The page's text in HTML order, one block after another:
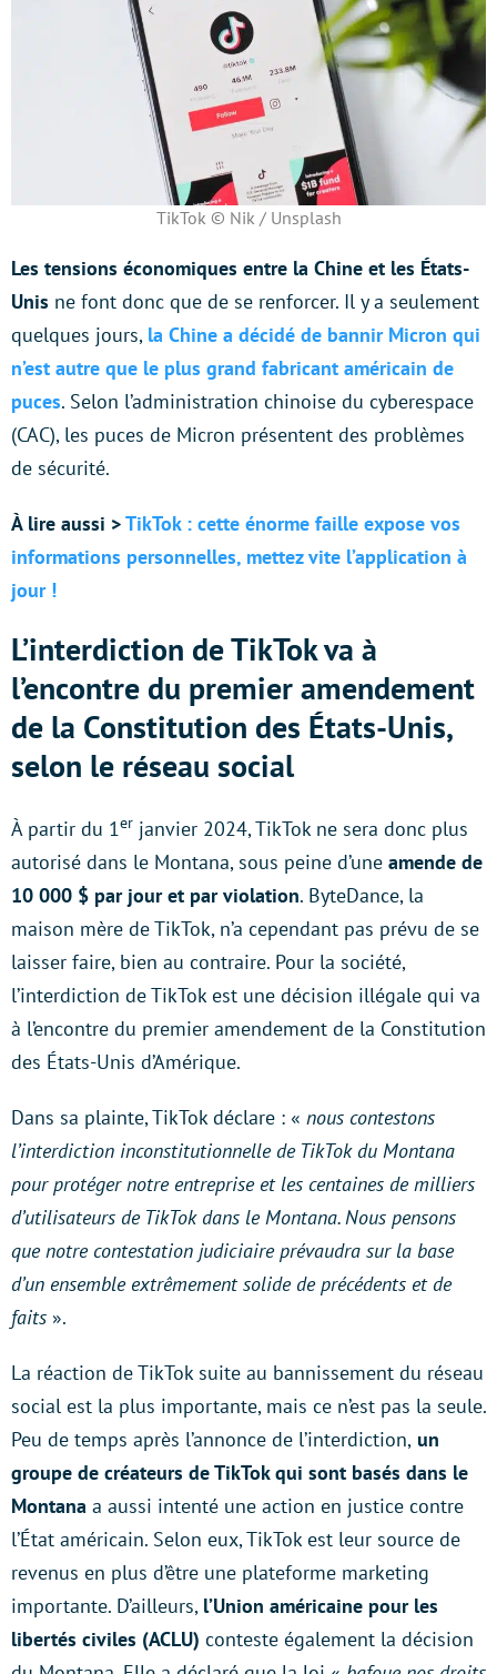
TikTok © Nik / Unsplash
Les tensions économiques entre la Chine et les États-
Unis ne font donc que de se renforcer. Il y a seulement
quelques jours, la Chine a décidé de bannir Micron qui
n’est autre que le plus grand fabricant américain de
puces. Selon l’administration chinoise du cyberespace
(CAC), les puces de Micron présentent des problèmes
de sécurité.
À lire aussi >TikTok : cette énorme faille expose vos
informations personnelles, mettez vite l’application à
jour !
L’interdiction de TikTok va à
l’encontre du premier amendement
de la Constitution des États-Unis,
selon le réseau social
À partir du 1er janvier 2024, TikTok ne sera donc plus
autorisé dans le Montana, sous peine d’une amende de
10 000 $ par jour et par violation. ByteDance, la
maison mère de TikTok, n’a cependant pas prévu de se
laisser faire, bien au contraire. Pour la société,
l’interdiction de TikTok est une décision illégale qui va
à l’encontre du premier amendement de la Constitution
des États-Unis d’Amérique.
Dans sa plainte, TikTok déclare : « nous contestons
l’interdiction inconstitutionnelle de TikTok du Montana
pour protéger notre entreprise et les centaines de milliers
d’utilisateurs de TikTok dans le Montana. Nous pensons
que notre contestation judiciaire prévaudra sur la base
d’un ensemble extrêmement solide de précédents et de
faits ».
La réaction de TikTok suite au bannissement du réseau
social est la plus importante, mais ce n’est pas la seule.
Peu de temps après l’annonce de l’interdiction, un
groupe de créateurs de TikTok qui sont basés dans le
Montana a aussi intenté une action en justice contre
l’État américain. Selon eux, TikTok est leur source de
revenus en plus d’être une plateforme marketing
importante. D’ailleurs, l’Union américaine pour les
libertés civiles (ACLU) conteste également la décision